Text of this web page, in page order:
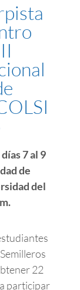
7 al 9
de
del
22
participar